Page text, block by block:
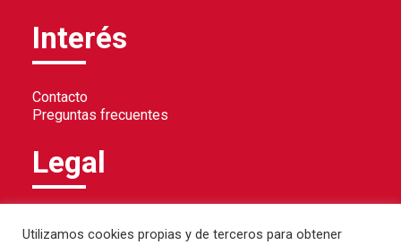
Interés
Contacto
Preguntas frecuentes
Legal
Política de cookies
Utilizamos cookies propias y de terceros para obtener